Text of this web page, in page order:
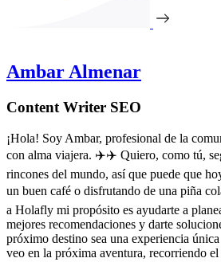
Ambar Almenar
Content Writer SEO
¡Hola! Soy Ambar, profesional de la
con alma viajera. ✈️✈️ Quiero, como tú,
rincones del mundo, así que puede que
un buen café o disfrutando de una piña
a Holafly mi propósito es ayudarte a
mejores recomendaciones y darte
próximo destino sea una experiencia
veo en la próxima aventura, recorriendo